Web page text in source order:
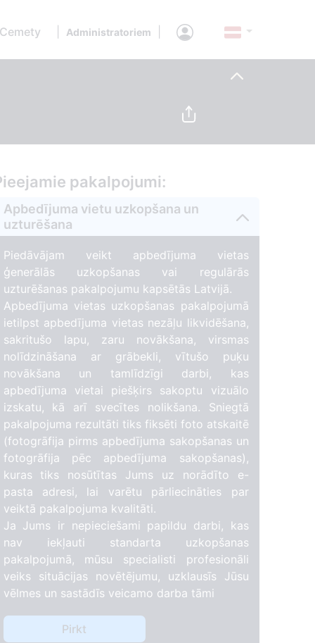
Administratoriem
pakalpojumi:
Apbedījuma vietu uzkopšana un
uzturēšana
Piedāvājam veikt apbedījuma vietas
ģenerālās uzkopšanas vai regulārās
uzturēšanas pakalpojumu kapsētās Latvijā.
Apbedījuma vietas uzkopšanas pakalpojumā
ietilpst apbedījuma vietas nezāļu likvidēšana,
sakritušo lapu, zaru novākšana, virsmas
nolīdzināšana ar grābekli, vītušo puķu
novākšana un tamlīdzīgi darbi, kas
apbedījuma vietai piešķirs sakoptu vizuālo
izskatu, kā arī svecītes nolikšana. Sniegtā
pakalpojuma rezultāti tiks fiksēti foto atskaitē
(fotogrāfija pirms apbedījuma sakopšanas un
fotogrāfija pēc apbedījuma sakopšanas),
kuras tiks nosūtītas Jums uz norādīto e-
pasta adresi, lai varētu pārliecināties par
veiktā pakalpojuma kvalitāti.
Ja Jums ir nepieciešami papildu darbi, kas
nav iekļauti standarta uzkopšanas
pakalpojumā, mūsu specialisti profesionāli
veiks situācijas novētējumu, uzklausīs Jūsu
vēlmes un sastādīs veicamo darba tāmi
Pirkt